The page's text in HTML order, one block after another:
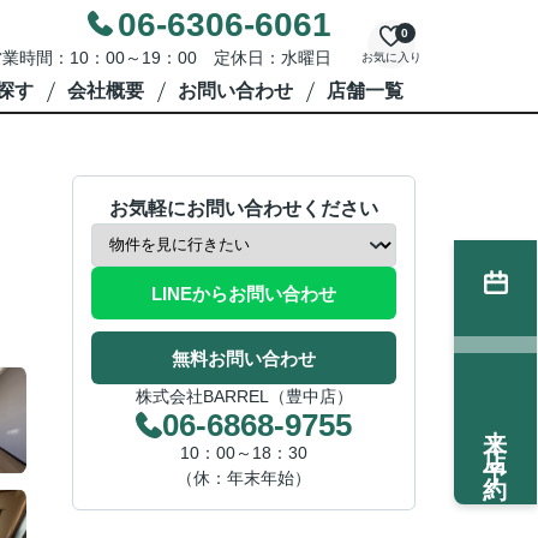
06-6306-6061
時間：10：00～19：00 定休日：水曜日 お気に入り
0
す 会社概要 お問い合わせ 店舗一覧
お気軽にお問い合わせください
LINEからお問い合わせ
無料お問い合わせ
株式会社BARREL（豊中店）
06-6868-9755
10：00～18：30
（休：年末年始）
来店予約